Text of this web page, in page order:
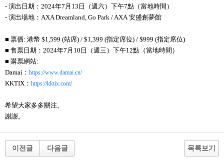
- 演出日期： 2024年7 月 13 日（週六）下午7點（當地時間）
- 演出場地： AXA Dreamland, Go Park / AXA安盛創夢館
■ 票價: 港幣 $1,599 (站席) / $1,399 (指定席位) / $999 (指定席位)
■ 售票日期： 2024年7 月 10 日（週三）下午12點（當地時間）
■ 購票網站:
Damai ： https://www.damai.cn/
KKTIX ： https://kktix.com/
希望大家多多關注。
謝謝。
이전글 다음글 목록보기